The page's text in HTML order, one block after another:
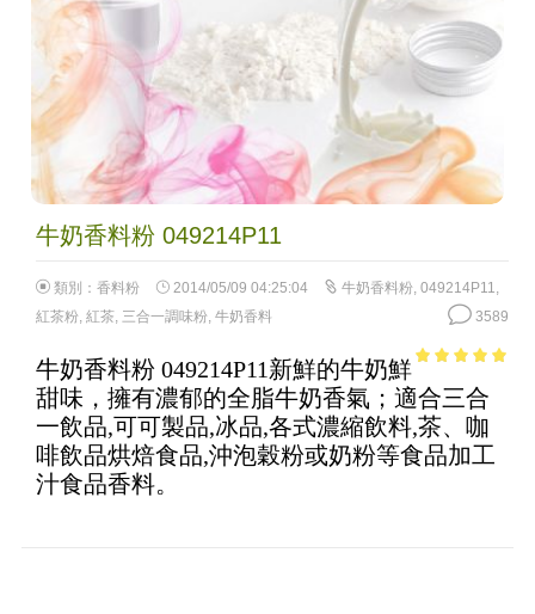
牛奶香料粉 049214P11
類別： 香料粉 2014/05/09 04:25:04 牛奶香料粉, 049214P11
紅茶粉, 紅茶, 三合一調味粉, 牛奶香料 3589
5
牛奶香料粉 049214P11新鮮的牛奶鮮
甜味，擁有濃郁的全脂牛奶香氣；適合三合
一飲品,可可製品,冰品,各式濃縮飲料,茶、咖
啡飲品烘焙食品,沖泡穀粉或奶粉等食品加工
汁食品香料。